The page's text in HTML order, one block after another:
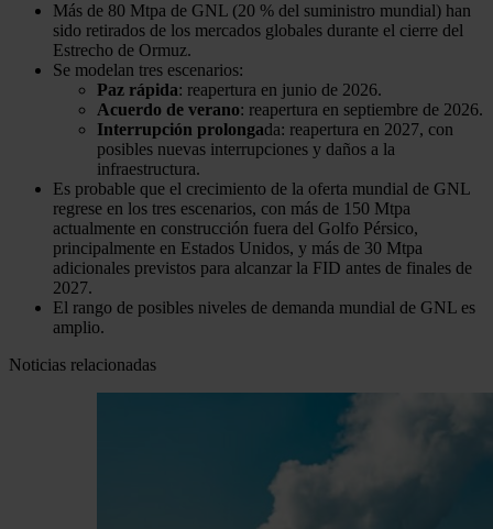
Más de 80 Mtpa de GNL (20 % del suministro mundial) han
sido retirados de los mercados globales durante el cierre del
Estrecho de Ormuz.
Se modelan tres escenarios:
Paz rápida: reapertura en junio de 2026.
Acuerdo de verano: reapertura en septiembre de 2026.
Interrupción prolongada: reapertura en 2027, con
posibles nuevas interrupciones y daños a la
infraestructura.
Es probable que el crecimiento de la oferta mundial de GNL
regrese en los tres escenarios, con más de 150 Mtpa
actualmente en construcción fuera del Golfo Pérsico,
principalmente en Estados Unidos, y más de 30 Mtpa
adicionales previstos para alcanzar la FID antes de finales de
2027.
El rango de posibles niveles de demanda mundial de GNL es
amplio.
Noticias relacionadas